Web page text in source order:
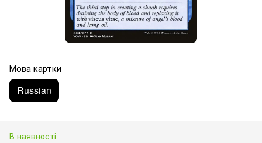
Мова картки
Russian
В наявності